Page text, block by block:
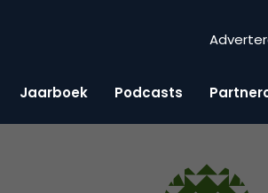
Jaarboek Podcasts